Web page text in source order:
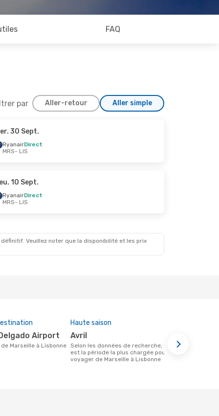
FAQ
par Aller-retour Aller simple
30 Sept.
RyanairDirect
MRS- LIS
10 Sept.
RyanairDirect
MRS- LIS
Veuillez noter que la disponibilité et les prix
Airport
de Marseille à Lisbonne
Haute saison
avril
Selon les données de recherche, avril
est la période la plus chargée pour
voyager de Marseille à Lisbonne